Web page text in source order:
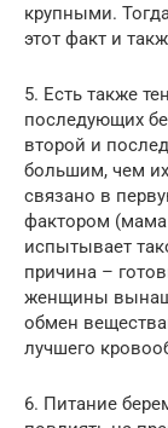
крупными.
этот факт и
5. Есть также
последующих
второй и
большим, чем
связано в
фактором
испытывает
причина –
женщины
обмен
лучшего
6. Питание